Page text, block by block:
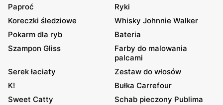
Paproć
Ryki
Koreczki śledziowe
Whisky Johnnie Walker
Pokarm dla ryb
Bateria
Szampon Gliss
Farby do malowania
palcami
Serek łaciaty
Zestaw do włosów
K!
Bułka Carrefour
Sweet Catty
Schab pieczony Publima